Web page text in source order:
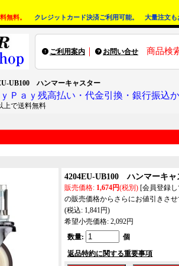
無料。 クレジットカード決済ご利用可能。 大量注文も
ご利用案内 ｜ お問い合せ 商品検
UB100 ハンマーキャスター
Ｐａｙ残高払い・代金引換・銀行振込
上で送料無料
4204EU-UB100 ハンマーキャ
販売価格: 1,674円(税別) [会員登録
の販売価格からさらにお値引きさ
(税込: 1,841円)
希望小売価格: 2,092円
数量:
個
返品特約に関する重要事項